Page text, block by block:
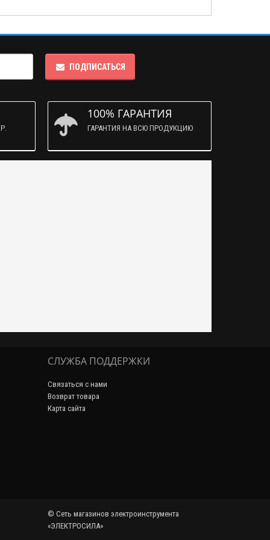
ПОДПИСАТЬСЯ
100% ГАРАНТИЯ
ГАРАНТИЯ НА ВСЮ ПРОДУКЦИЮ
СЛУЖБА ПОДДЕРЖКИ
Связаться с нами
Возврат товара
Карта сайта
© Сеть магазинов электроинструмента
«ЭЛЕКТРОСИЛА»